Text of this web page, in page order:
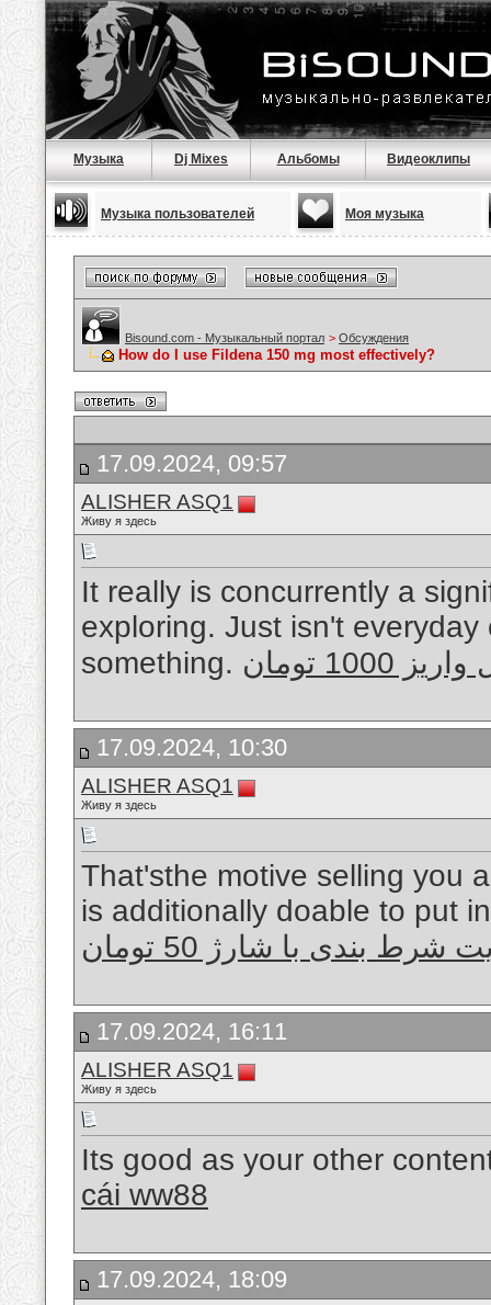
Музыка Dj Mixes Альбомы Видеоклипы
Музыка пользователей Моя музыка
Bisound.com - Музыкальный портал > Обсуждения
How do I use Fildena 150 mg most effectively?
17.09.2024, 09:57
ALISHER ASQ1
Живу я здесь
It really is concurrently a
exploring. Just isn't
something.
تومان
17.09.2024, 10:30
ALISHER ASQ1
Живу я здесь
That'sthe motive selling you
is additionally doable to put
شرط بندی با شارژ 50 تومان
17.09.2024, 16:11
ALISHER ASQ1
Живу я здесь
Its good as your other
cái ww88
17.09.2024, 18:09